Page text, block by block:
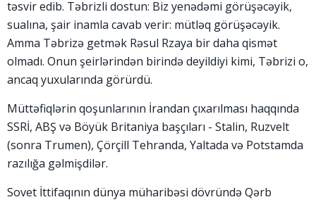
təsvir edib. Təbrizli dostun: Biz yenədəmi görüşəcəyik,
sualına, şair inamla cavab verir: mütləq görüşəcəyik.
Amma Təbrizə getmək Rəsul Rzaya bir daha qismət
olmadı. Onun şeirlərindən birində deyildiyi kimi, Təbrizi o,
ancaq yuxularında görürdü.
Müttəfiqlərin qoşunlarının İrandan çıxarılması haqqında
SSRİ, ABŞ və Böyük Britaniya başçıları - Stalin, Ruzvelt
(sonra Trumen), Çörçill Tehranda, Yaltada və Potstamda
razılığa gəlmişdilər.
Sovet İttifaqının dünya müharibəsi dövründə Qərb